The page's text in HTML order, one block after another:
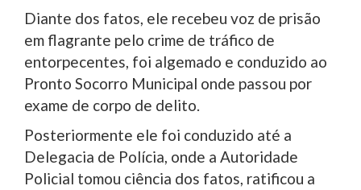
Diante dos fatos, ele recebeu voz de prisão
em flagrante pelo crime de tráfico de
entorpecentes, foi algemado e conduzido ao
Pronto Socorro Municipal onde passou por
exame de corpo de delito.
Posteriormente ele foi conduzido até a
Delegacia de Polícia, onde a Autoridade
Policial tomou ciência dos fatos, ratificou a